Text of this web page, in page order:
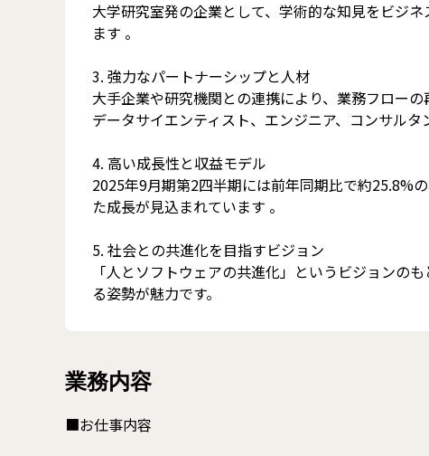
大学研究室発の企業として、学術的な知見をビジ
ます 。
3. 強力なパートナーシップと人材
大手企業や研究機関との連携により、業務フロー
データサイエンティスト、エンジニア、コンサル
4. 高い成長性と収益モデル
2025年9月期第2四半期には前年同期比で約25.8%
た成長が見込まれています 。
5. 社会との共進化を目指すビジョン
「人とソフトウェアの共進化」というビジョンの
る姿勢が魅力です。
業務内容
■お仕事内容